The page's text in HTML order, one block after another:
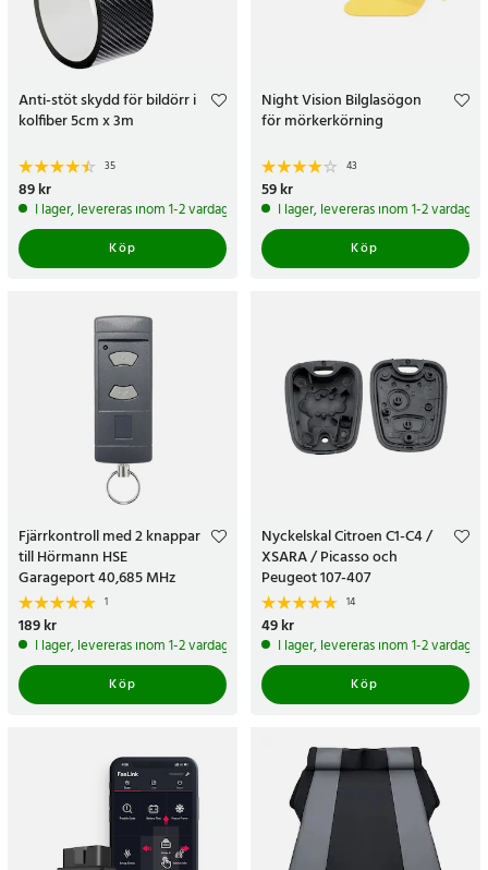
Anti-stöt skydd för bildörr i
kolfiber 5cm x 3m
35
Pris:
89 kr
I lager, levereras inom 1-2 vardagar
Köp
Night Vision Bilglasögon
för mörkerkörning
43
Pris:
59 kr
I lager, levereras inom 1-2 vardagar
Köp
Fjärrkontroll med 2 knappar
till Hörmann HSE
Garageport 40,685 MHz
1
Pris:189 kr
189 kr
I lager, levereras inom 1-2 vardagar
Köp
Nyckelskal Citroen C1-C4 /
XSARA / Picasso och
Peugeot 107-407
14
Pris:49 kr
49 kr
I lager, levereras inom 1-2 vardagar
Köp